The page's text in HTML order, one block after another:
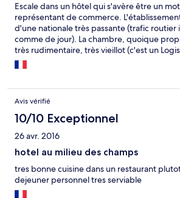
Escale dans un hôtel qui s'avère être un
représentant de commerce.
d'une nationale très passante (trafic routier
comme de jour). La chambre, quoique
très rudimentaire, très vieillot (c'est un
restaurant est très cher. De plus, les
consommation. Bref à éviter !
Avis vérifié
10/10 Exceptionnel
26 avr. 2016
hotel au milieu des champs
tres bonne cuisine dans un restaurant
dejeuner personnel tres serviable